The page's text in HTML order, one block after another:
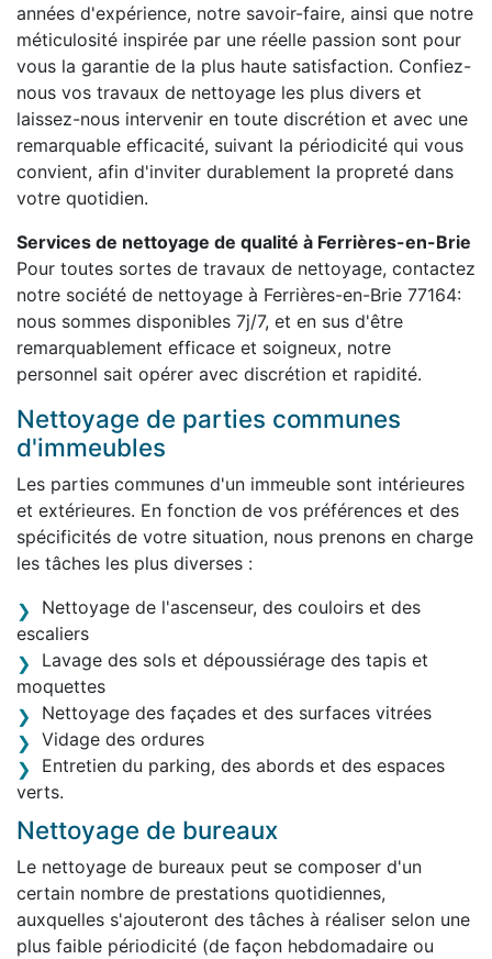
années d'expérience, notre savoir-faire, ainsi que notre
méticulosité inspirée par une réelle passion sont pour
vous la garantie de la plus haute satisfaction. Confiez-
nous vos travaux de nettoyage les plus divers et
laissez-nous intervenir en toute discrétion et avec une
remarquable efficacité, suivant la périodicité qui vous
convient, afin d'inviter durablement la propreté dans
votre quotidien.
Services de nettoyage de qualité à Ferrières-en-Brie
Pour toutes sortes de travaux de nettoyage, contactez
notre société de nettoyage à Ferrières-en-Brie 77164:
nous sommes disponibles 7j/7, et en sus d'être
remarquablement efficace et soigneux, notre
personnel sait opérer avec discrétion et rapidité.
Nettoyage de parties communes
d'immeubles
Les parties communes d'un immeuble sont intérieures
et extérieures. En fonction de vos préférences et des
spécificités de votre situation, nous prenons en charge
les tâches les plus diverses :
Nettoyage de l'ascenseur, des couloirs et des
escaliers
Lavage des sols et dépoussiérage des tapis et
moquettes
Nettoyage des façades et des surfaces vitrées
Vidage des ordures
Entretien du parking, des abords et des espaces
verts.
Nettoyage de bureaux
Le nettoyage de bureaux peut se composer d'un
certain nombre de prestations quotidiennes,
auxquelles s'ajouteront des tâches à réaliser selon une
plus faible périodicité (de façon hebdomadaire ou